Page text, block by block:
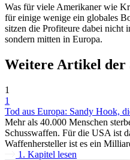
Was für viele Amerikaner wie
für einige wenige ein globales
sitzen die Profiteure dabei nicht
sondern mitten in Europa.
Weitere Artikel der
1
1
Tod aus Europa: Sandy Hook,
Mehr als 40.000 Menschen
Schusswaffen. Für die USA ist
Waffenhersteller ist es ein
1. Kapitel lesen